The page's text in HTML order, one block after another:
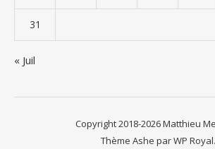
31
« Juil
Copyright 2018-2026 Matthieu
Thème Ashe parWP Royal.